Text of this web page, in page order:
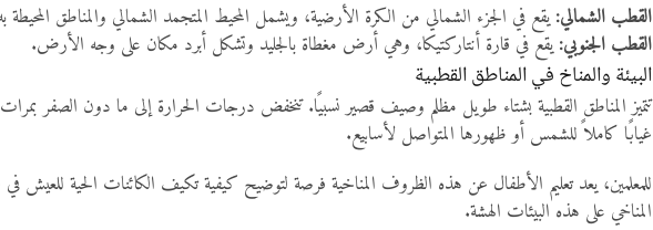
القطب الشمالي:يقع في الجزء الشمالي من الكرة الأرضية، ويشمل المحيط المتجمد الشمالي والمناطق
القطب الجنوبي:يقع في قارة أنتاركتيكا، وهي أرض مغطاة بالجليد وتشكل أبرد مكان على وجه الأرض.
البيئة والمناخ في المناطق القطبية
تتميز المناطق القطبية بشتاء طويل مظلم وصيف قصير نسبيًا. تنخفض درجات الحرارة إلى ما دون الصفر
غيابًا كاملاً للشمس أو ظهورها المتواصل لأسابيع.
للمعلمين، يعد تعليم الأطفال عن هذه الظروف المناخية فرصة لتوضيح كيفية تكيف الكائنات الحية للعيش في
المناخي على هذه البيئات الهشة.